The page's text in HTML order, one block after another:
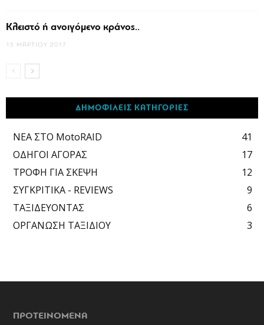
Κλειστό ή ανοιγόμενο κράνος..
15 ΜΑΡΤΊΟΥ 2017
ΔΗΜΟΦΙΛΕΙΣ ΚΑΤΗΓΟΡΙΕΣ
ΝΕΑ ΣΤΟ MotoRAID
41
ΟΔΗΓΟΙ ΑΓΟΡΑΣ
17
ΤΡΟΦΗ ΓΙΑ ΣΚΕΨΗ
12
ΣΥΓΚΡΙΤΙΚΑ - REVIEWS
9
ΤΑΞΙΔΕΥΟΝΤΑΣ
6
ΟΡΓΑΝΩΣΗ ΤΑΞΙΔΙΟΥ
3
ΠΡΟΤΕΙΝΟΜΕΝΑ